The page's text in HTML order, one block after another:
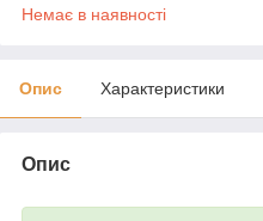
Немає в наявності
Опис Характеристики
Опис